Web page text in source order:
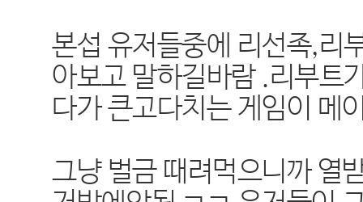
본섭 유저들중에 리선족,리
아보고 말하길바람 .리부트
다가 큰고다치는 게임이 메
그냥 벌금 때려먹으니까 열